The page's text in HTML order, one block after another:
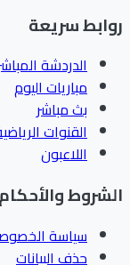
سريعة
الدردشة المباشرة
مباريات اليوم
بث مباشر
القنوات الرياضية
اللاعبون
والأحكام
سياسة الخصوصية
حذف البيانات